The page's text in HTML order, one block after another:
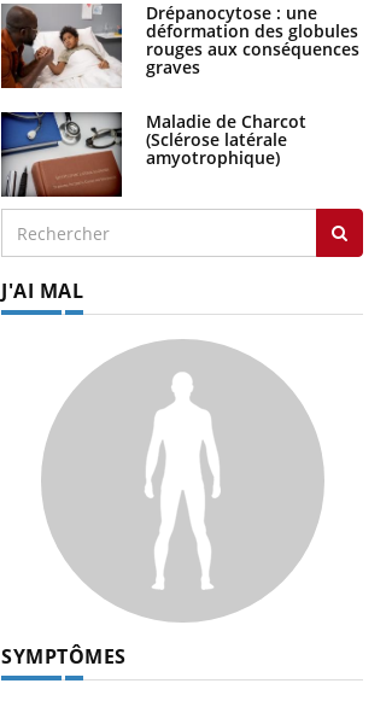
Toujours connectés : comment le
travail empiète de plus en plus sur
nos soirées
Drépanocytose : une
déformation des globules
rouges aux conséquences
graves
Maladie de Charcot
(Sclérose latérale
amyotrophique)
J'AI MAL
SYMPTÔMES